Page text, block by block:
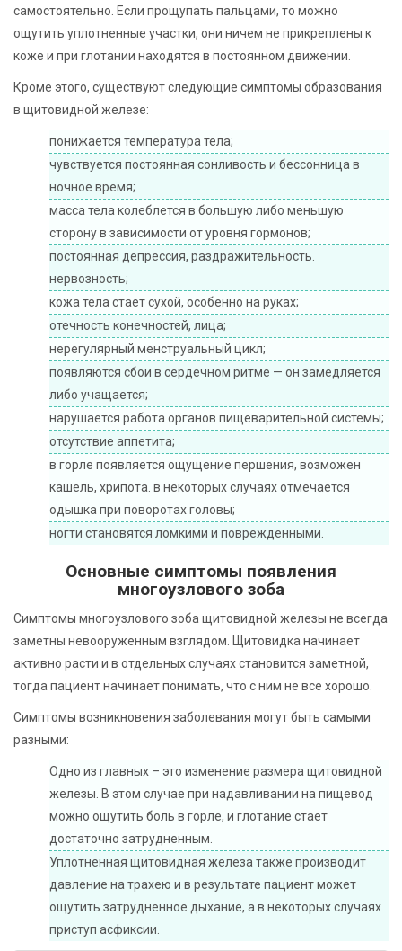
самостоятельно. Если прощупать пальцами, то можно
ощутить уплотненные участки, они ничем не прикреплены к
коже и при глотании находятся в постоянном движении.
Кроме этого, существуют следующие симптомы образования
в щитовидной железе:
понижается температура тела;
чувствуется постоянная сонливость и бессонница в
ночное время;
масса тела колеблется в большую либо меньшую
сторону в зависимости от уровня гормонов;
постоянная депрессия, раздражительность.
нервозность;
кожа тела стает сухой, особенно на руках;
отечность конечностей, лица;
нерегулярный менструальный цикл;
появляются сбои в сердечном ритме — он замедляется
либо учащается;
нарушается работа органов пищеварительной системы;
отсутствие аппетита;
в горле появляется ощущение першения, возможен
кашель, хрипота. в некоторых случаях отмечается
одышка при поворотах головы;
ногти становятся ломкими и поврежденными.
Основные симптомы появления
многоузлового зоба
Симптомы многоузлового зоба щитовидной железы не всегда
заметны невооруженным взглядом. Щитовидка начинает
активно расти и в отдельных случаях становится заметной,
тогда пациент начинает понимать, что с ним не все хорошо.
Симптомы возникновения заболевания могут быть самыми
разными:
Одно из главных – это изменение размера щитовидной
железы. В этом случае при надавливании на пищевод
можно ощутить боль в горле, и глотание стает
достаточно затрудненным.
Уплотненная щитовидная железа также производит
давление на трахею и в результате пациент может
ощутить затрудненное дыхание, а в некоторых случаях
приступ асфиксии.